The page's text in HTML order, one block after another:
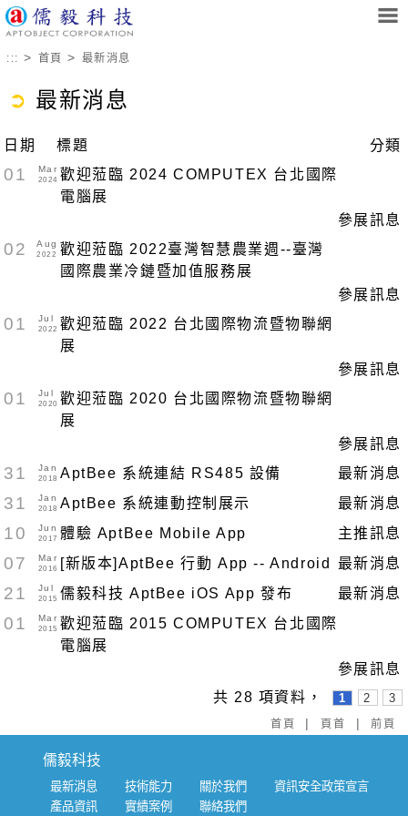
::: > 首頁 > 最新消息
➲ 最新消息
日期 標題 分類
01 Mar
2024 歡迎蒞臨 2024 COMPUTEX 台北國際
電腦展
參展訊息
02 Aug
2022 歡迎蒞臨 2022臺灣智慧農業週--臺灣
國際農業冷鏈暨加值服務展
參展訊息
01 Jul
2022 歡迎蒞臨 2022 台北國際物流暨物聯網
展
參展訊息
01 Jul
2020 歡迎蒞臨 2020 台北國際物流暨物聯網
展
參展訊息
31 Jan
2018 AptBee 系統連結 RS485 設備 最新消息
31 Jan
2018 AptBee 系統連動控制展示 最新消息
10 Jun
2017 體驗 AptBee Mobile App 主推訊息
07 Mar
2016 [新版本]AptBee 行動 App -- Android 最新消息
21 Jul
2015 儒毅科技 AptBee iOS App 發布 最新消息
01 Mar
2015 歡迎蒞臨 2015 COMPUTEX 台北國際
電腦展
參展訊息
共 28 項資料，
1 2 3
首頁 | 頁首 |前頁
儒毅科技
最新消息
產品資訊
技術能力
實績案例
關於我們
聯絡我們
資訊安全政策宣言